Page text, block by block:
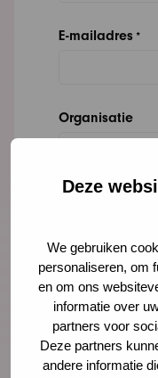
Deze
We gebruiken
personaliseren, om
en om ons
informatie over
partners voor
Deze partners
andere informatie
E-mailadres *
Organisatie